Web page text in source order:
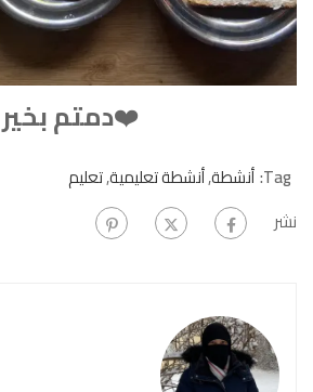
❤️دمتم بخير
Tag: أنشطة,أنشطة تعليمية,تعليم
نشر